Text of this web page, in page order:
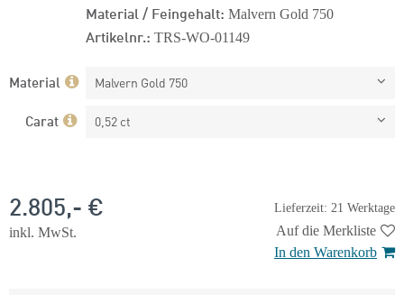
Material / Feingehalt: Malvern Gold 750
Artikelnr.: TRS-WO-01149
Material Malvern Gold 750
Carat 0,52 ct
Lieferzeit: 21 Werktage
2.805,- €
inkl. MwSt.
Auf die Merkliste
In den Warenkorb